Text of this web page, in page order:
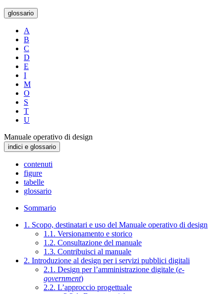
glossario
A
B
C
D
E
I
M
O
S
T
U
Manuale operativo di design
indici e glossario
contenuti
figure
tabelle
glossario
Sommario
1. Scopo, destinatari e uso del Manuale operativo di design
1.1. Versionamento e storico
1.2. Consultazione del manuale
1.3. Contribuisci al manuale
2. Introduzione al design per i servizi pubblici digitali
2.1. Design per l’amministrazione digitale (e-
government)
2.2. L’approccio progettuale